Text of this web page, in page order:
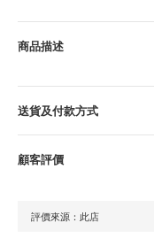
商品描述
送貨及付款方式
顧客評價